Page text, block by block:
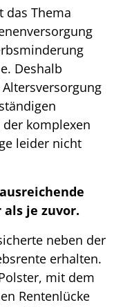
das Thema
Deshalb
komplexen
leider nicht
je zuvor.
neben der
erhalten.
mit dem
Rentenlücke